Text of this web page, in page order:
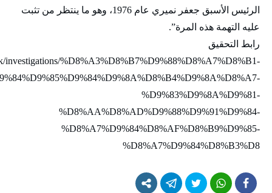
الرئيس الأسبق جعفر نميري عام 1976، وهو ما ينتظر من تثبت
عليه التهمة هذه المرة”.
رابط التحقيق
investigations/%D8%A3%D8%B7%D9%88%D8%A7%D8%B1-
%D9%83%D9%8A%D9%81-
%D8%AA%D8%AD%D9%88%D9%91%D9%84-
%D8%A7%D9%84%D8%AF%D8%B9%D9%85-
%D8%A7%D9%84%D8%B3%D8